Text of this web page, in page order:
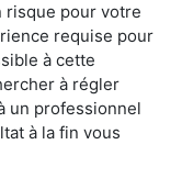
risque pour votre
requise pour
à cette
à régler
un professionnel
à la fin vous